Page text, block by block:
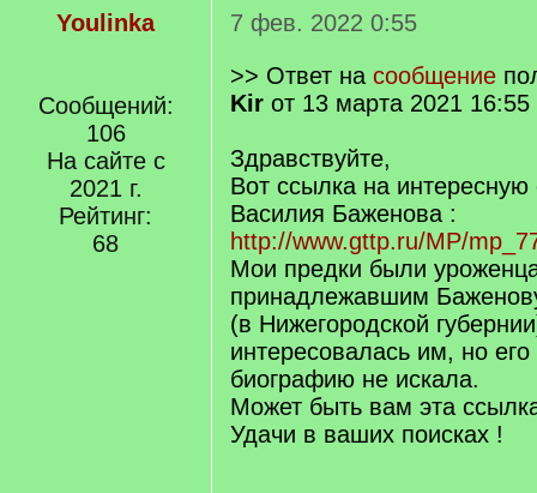
Youlinka
Сообщений:
106
На сайте с
2021 г.
Рейтинг:
68
7 фев. 2022 0:55
>> Ответ на сообщение
Kir от 13 марта 2021 16:55
Здравствуйте,
Вот ссылка на интересную
Василия Баженова :
http://www.gttp.ru/MP/
Мои предки были
принадлежавшим
(в Нижегородской
интересовалась им, но
биографию не искала.
Может быть вам эта
Удачи в ваших поисках !